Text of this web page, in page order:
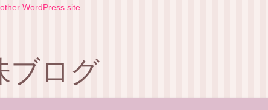
WordPress site
ブログ